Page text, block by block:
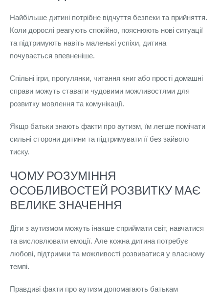
Найбільше дитині потрібне відчуття безпеки та прийняття.
Коли дорослі реагують спокійно, пояснюють нові ситуації
та підтримують навіть маленькі успіхи, дитина
почувається впевненіше.
Спільні ігри, прогулянки, читання книг або прості домашні
справи можуть ставати чудовими можливостями для
розвитку мовлення та комунікації.
Якщо батьки знають факти про аутизм, їм легше помічати
сильні сторони дитини та підтримувати її без зайвого
тиску.
ЧОМУ РОЗУМІННЯ
ОСОБЛИВОСТЕЙ РОЗВИТКУ МАЄ
ВЕЛИКЕ ЗНАЧЕННЯ
Діти з аутизмом можуть інакше сприймати світ, навчатися
та висловлювати емоції. Але кожна дитина потребує
любові, підтримки та можливості розвиватися у власному
темпі.
Правдиві факти про аутизм допомагають батькам